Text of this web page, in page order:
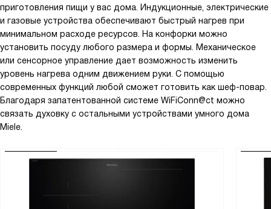
приготовления пищи у вас дома. Индукционные, электрические
и газовые устройства обеспечивают быстрый нагрев при
минимальном расходе ресурсов. На конфорки можно
установить посуду любого размера и формы. Механическое
или сенсорное управление дает возможность изменить
уровень нагрева одним движением руки. С помощью
современных функций любой сможет готовить как шеф-повар.
Благодаря запатентованной системе WiFiConn@ct можно
связать духовку с остальными устройствами умного дома
Miele.